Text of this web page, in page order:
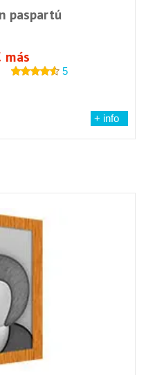
paspartú
más
5
+ info